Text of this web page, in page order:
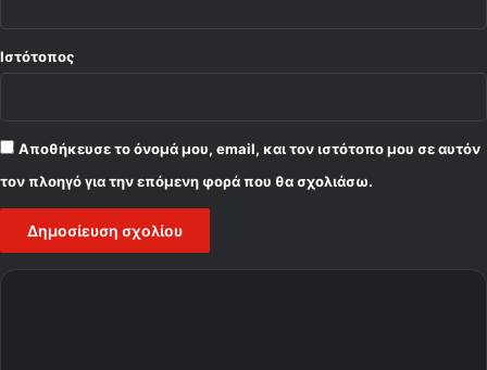
Ιστότοπος
Αποθήκευσε το όνομά μου, email, και τον ιστότοπο μου σε αυτόν
τον πλοηγό για την επόμενη φορά που θα σχολιάσω.